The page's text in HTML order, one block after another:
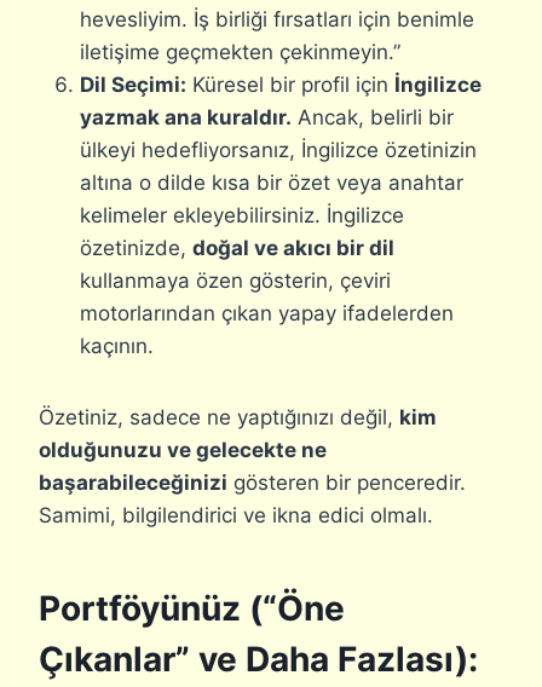
hevesliyim. İş birliği fırsatları için benimle
iletişime geçmekten çekinmeyin.”
Dil Seçimi: Küresel bir profil için İngilizce
yazmak ana kuraldır. Ancak, belirli bir
ülkeyi hedefliyorsanız, İngilizce özetinizin
altına o dilde kısa bir özet veya anahtar
kelimeler ekleyebilirsiniz. İngilizce
özetinizde, doğal ve akıcı bir dil
kullanmaya özen gösterin, çeviri
motorlarından çıkan yapay ifadelerden
kaçının.
Özetiniz, sadece ne yaptığınızı değil, kim
olduğunuzu ve gelecekte ne
başarabileceğinizi gösteren bir penceredir.
Samimi, bilgilendirici ve ikna edici olmalı.
Portföyünüz (“Öne
Çıkanlar” ve Daha Fazlası):